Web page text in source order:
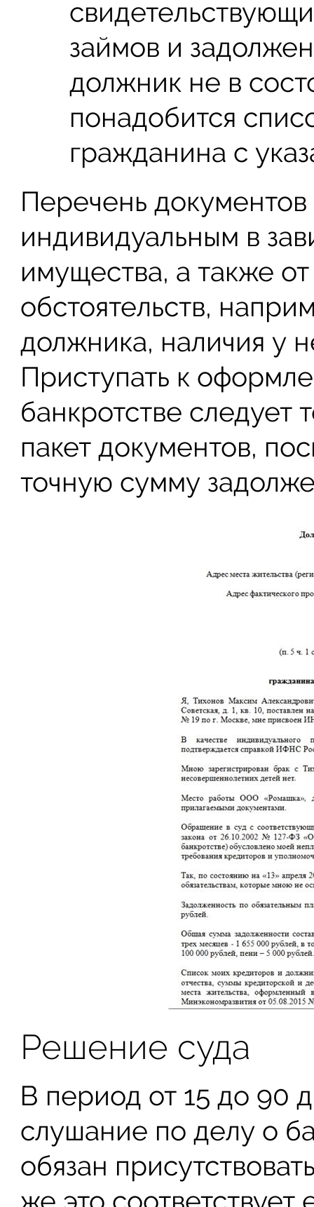
займов и
должник не в
понадобится
гражданина с
Перечень
индивидуальным в
имущества, а также
обстоятельств,
должника, наличия у
Приступать к
банкротстве следует
пакет документов,
точную сумму
Решение суда
В период от 15 до 90
слушание по делу о
обязан